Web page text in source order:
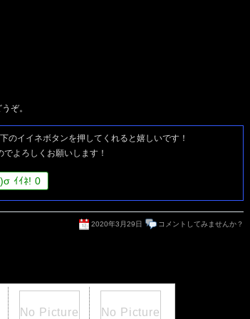
ぞ。
下のイイネボタンを押してくれると嬉しいです！
よろしくお願いします！
σ ｲｲﾈ! 0
2020年3月29日 コメントしてみませんか？